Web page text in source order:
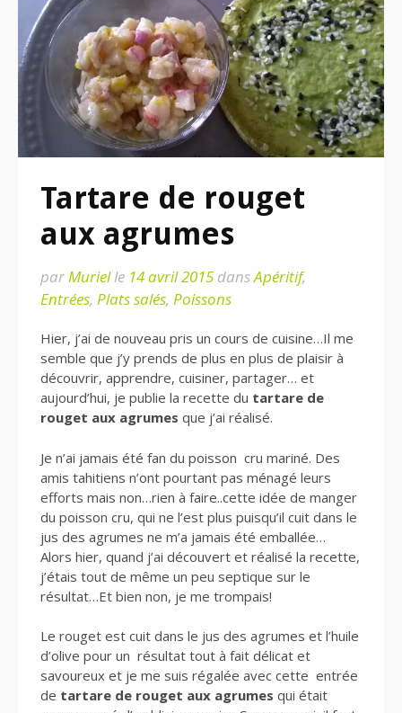
Tartare de rouget
aux agrumes
parMurielle 14 avril 2015 dansApéritif,
Entrées, Plats salés, Poissons
Hier, j’ai de nouveau pris un cours de cuisine…Il me
semble que j’y prends de plus en plus de plaisir à
découvrir, apprendre, cuisiner, partager… et
aujourd’hui, je publie la recette du tartare de
rouget aux agrumes que j’ai réalisé.
Je n’ai jamais été fan du poisson cru mariné. Des
amis tahitiens n’ont pourtant pas ménagé leurs
efforts mais non…rien à faire..cette idée de manger
du poisson cru, qui ne l’est plus puisqu’il cuit dans le
jus des agrumes ne m’a jamais été emballée…
Alors hier, quand j’ai découvert et réalisé la recette,
j’étais tout de même un peu septique sur le
résultat…Et bien non, je me trompais!
Le rouget est cuit dans le jus des agrumes et l’huile
d’olive pour un résultat tout à fait délicat et
savoureux et je me suis régalée avec cette entrée
de tartare de rouget aux agrumes qui était